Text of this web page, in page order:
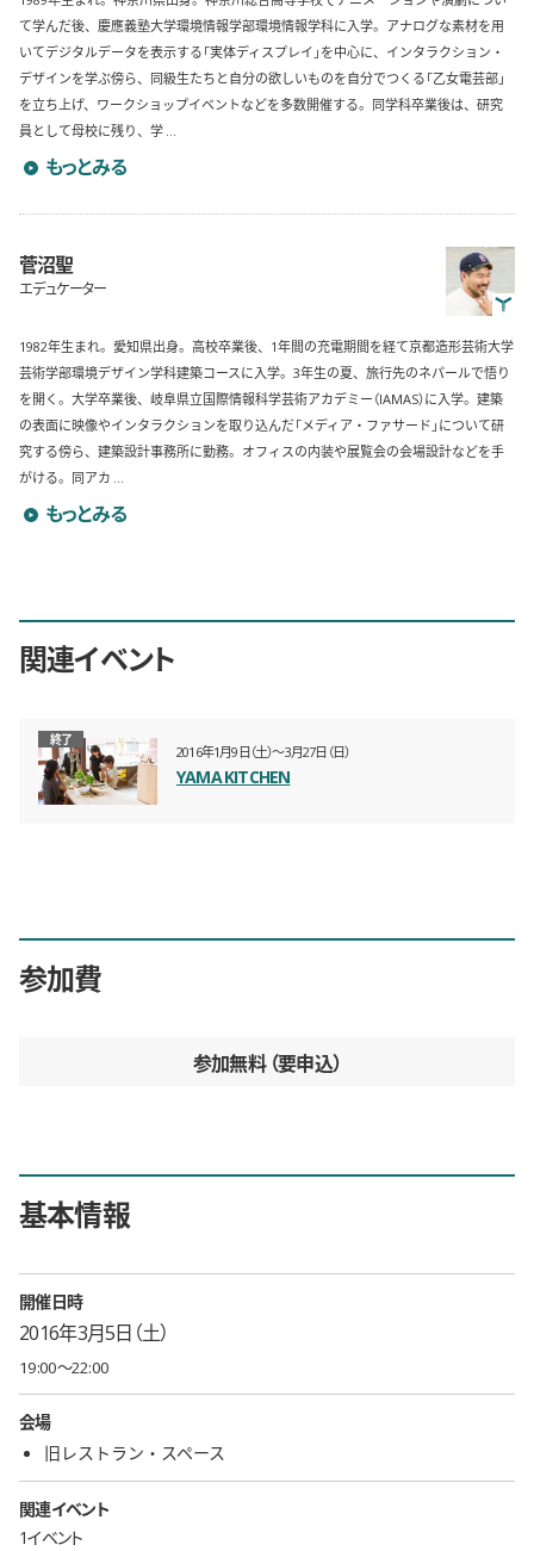
て学んだ後、慶應義塾大学環境情報学部環境情報学科に入学。アナログな素材を用
いてデジタルデータを表示する「実体ディスプレイ」を中心に、インタラクション・
デザインを学ぶ傍ら、同級生たちと自分の欲しいものを自分でつくる「乙女電芸部」
を立ち上げ、ワークショップイベントなどを多数開催する。同学科卒業後は、研究
員として母校に残り、学 ...
今野恵菜のプロフィールを詳しく見る
もっとみる
菅沼聖
エデュケーター
1982年生まれ。愛知県出身。高校卒業後、1年間の充電期間を経て京都造形芸術大学
芸術学部環境デザイン学科建築コースに入学。3年生の夏、旅行先のネパールで悟り
を開く。大学卒業後、岐阜県立国際情報科学芸術アカデミー（IAMAS）に入学。建築
の表面に映像やインタラクションを取り込んだ「メディア・ファサード」について研
究する傍ら、建築設計事務所に勤務。オフィスの内装や展覧会の会場設計などを手
がける。同アカ ...
菅沼聖のプロフィールを詳しく見る
もっとみる
関連イベント
2016年1月9日（土）〜3月27日（日）
終了
YAMA KITCHEN
参加費
参加無料 要申込
基本情報
開催日時
2016年3月5日（土）
19:00〜22:00
会場
旧レストラン・スペース
関連イベント
1イベント